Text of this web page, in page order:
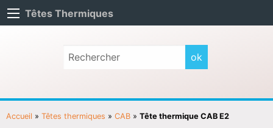
Têtes Thermiques
Accueil » Têtes thermiques » CAB » Tête thermique CAB E2